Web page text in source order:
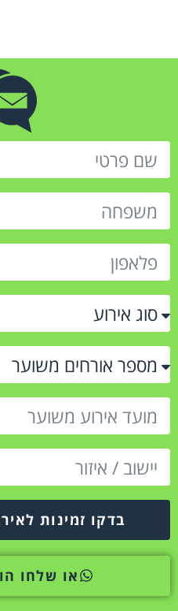
בדקו זמינות
או שלחו